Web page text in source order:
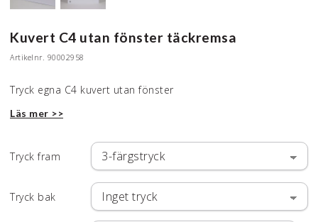
Kuvert C4 utan fönster täckremsa
Artikelnr. 90002958
Tryck egna C4 kuvert utan fönster
Läs mer >>
Tryck fram
Tryck bak